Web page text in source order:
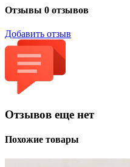
Отзывы 0 отзывов
Добавить отзыв
Отзывов еще нет
Похожие товары